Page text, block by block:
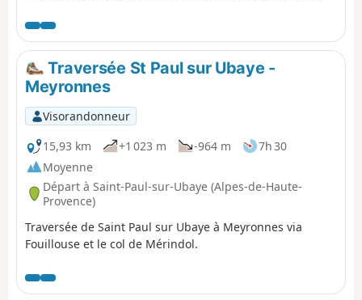
complètement réhabilité et modernisé. Le retour se fera
par un itinéraire différent et tout aussi intéressant
Traversée St Paul sur Ubaye -
Meyronnes
Visorandonneur
15,93 km
+1 023 m -964 m
7h 30
Moyenne
Départ à Saint-Paul-sur-Ubaye (Alpes-de-Haute-
Provence)
Traversée de Saint Paul sur Ubaye à Meyronnes via
Fouillouse et le col de Mérindol.